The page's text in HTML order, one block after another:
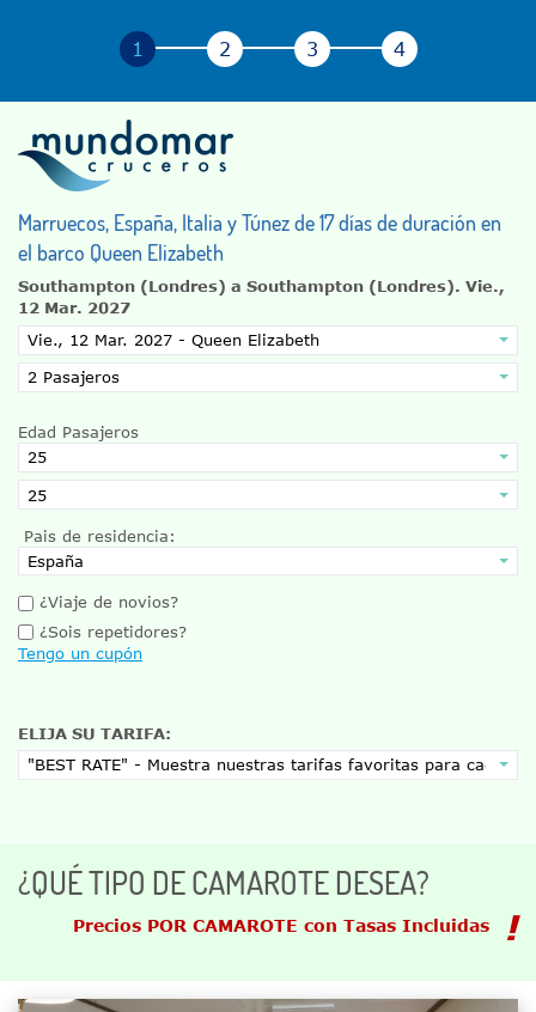
Marruecos, España, Italia y Túnez de 17 días de duración en
el barco Queen Elizabeth
Southampton (Londres) a Southampton (Londres). Vie.,
12 Mar. 2027
Edad Pasajeros
Pais de residencia:
¿Viaje de novios?
¿Sois repetidores?
Tengo un cupón
ELIJA SU TARIFA:
¿QUÉ TIPO DE CAMAROTE DESEA?
Precios POR CAMAROTE con Tasas Incluidas